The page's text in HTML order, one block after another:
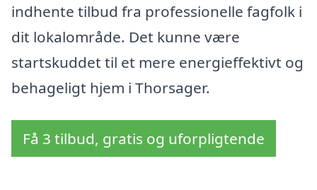
indhente tilbud fra professionelle fagfolk i
dit lokalområde. Det kunne være
startskuddet til et mere energieffektivt og
behageligt hjem i Thorsager.
Få 3 tilbud, gratis og uforpligtende